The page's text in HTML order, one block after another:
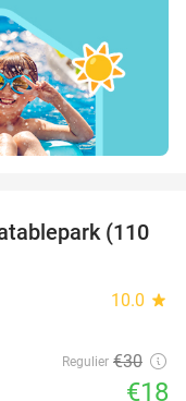
40%
(110
10.0 star
Regulier €30
€18